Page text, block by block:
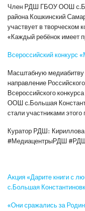
Член РДШ ГБОУ ООШ
района Кошкинский
участвует в творческом
«Каждый ребёнок имеет
Всероссийский конкурс
Масштабную
направление
Всероссийского
ООШ с.Большая
стали участниками
Куратор РДШ:
#МедиацентрыРДШ
Акция «Дарите книги с
с.Большая
«Они сражались за